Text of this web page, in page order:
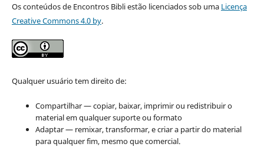
Os conteúdos de Encontros Bibli estão licenciados sob uma Licença
Creative Commons 4.0 by.
Qualquer usuário tem direito de:
Compartilhar — copiar, baixar, imprimir ou redistribuir o
material em qualquer suporte ou formato
Adaptar — remixar, transformar, e criar a partir do material
para qualquer fim, mesmo que comercial.